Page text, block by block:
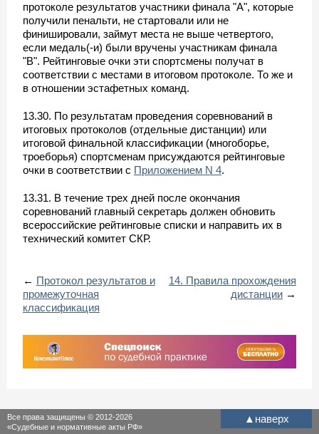
протоколе результатов участники финала "A", которые
получили пенальти, не стартовали или не
финишировали, займут места не выше четвертого,
если медаль(-и) были вручены участникам финала
"B". Рейтинговые очки эти спортсмены получат в
соответствии с местами в итоговом протоколе. То же и
в отношении эстафетных команд.
13.30. По результатам проведения соревнований в
итоговых протоколов (отдельные дистанции) или
итоговой финальной классификации (многоборье,
троеборья) спортсменам присуждаются рейтинговые
очки в соответствии с Приложением N 4.
13.31. В течение трех дней после окончания
соревнований главный секретарь должен обновить
всероссийские рейтинговые списки и направить их в
технический комитет СКР.
← Протокол результатов и
промежуточная
классификация
14. Правила прохождения
дистанции →
▲ наверх
Все права защищены © 2012-2026
«Судебные и нормативные акты РФ»